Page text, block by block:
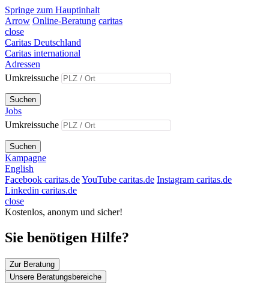
Springe zum Hauptinhalt
Arrow Online-Beratung caritas
close
Caritas Deutschland
Caritas international
Adressen
Umkreissuche
Suchen
Jobs
Umkreissuche
Suchen
Kampagne
English
Facebook caritas.deYouTube caritas.de Instagram caritas.de
Linkedin caritas.de
close
Kostenlos, anonym und sicher!
Sie benötigen Hilfe?
Zur Beratung
Unsere Beratungsbereiche